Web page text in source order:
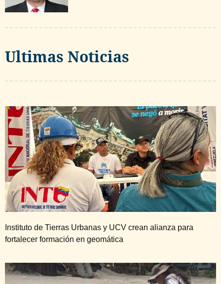
Ultimas Noticias
Instituto de Tierras Urbanas y UCV crean alianza para
fortalecer formación en geomática